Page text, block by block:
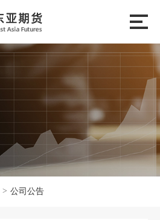
> 公司公告